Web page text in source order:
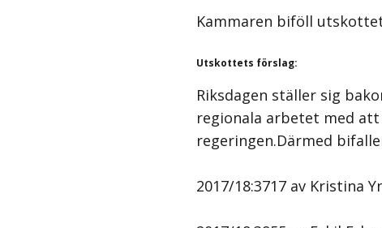
Kammaren biföll
Utskottets förslag:
Riksdagen ställer sig
regionala arbetet med
regeringen.Därmed
2017/18:3717 av Kristina